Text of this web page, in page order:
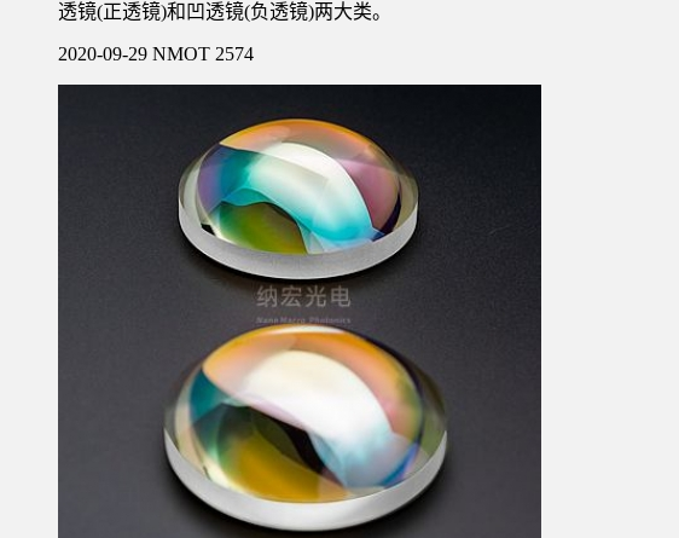
透镜(正透镜)和凹透镜(负透镜)两大类。
2020-09-29 NMOT 2574